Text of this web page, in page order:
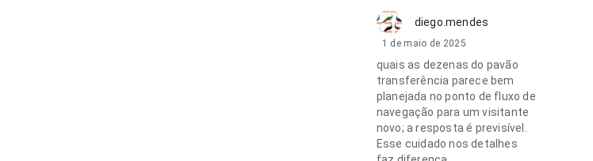
diego.mendes
1 de maio de 2025
quais as dezenas do pavão
transferência parece bem
planejada no ponto de fluxo de
navegação para um visitante
novo; a resposta é previsível.
Esse cuidado nos detalhes